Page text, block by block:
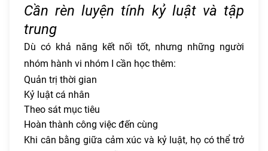
Cần rèn luyện tính kỷ luật và tập
trung
Dù có khả năng kết nối tốt, nhưng những người
nhóm hành vi nhóm I cần học thêm:
Quản trị thời gian
Kỷ luật cá nhân
Theo sát mục tiêu
Hoàn thành công việc đến cùng
Khi cân bằng giữa cảm xúc và kỷ luật, họ có thể trở